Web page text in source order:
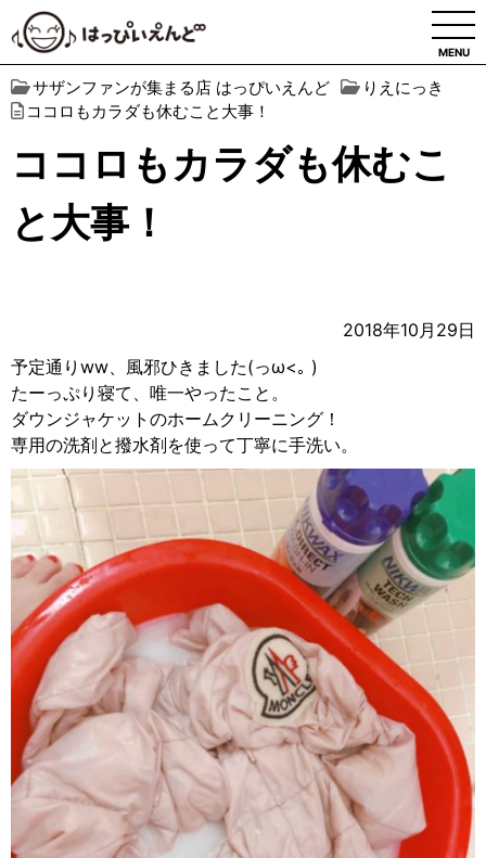
MENU
サザンファンが集まる店 はっぴいえんど
りえにっき
ココロもカラダも休むこと大事！
ココロもカラダも休むこ
と大事！
2018年10月29日
予定通りww、風邪ひきました(っω<｡ )
たーっぷり寝て、唯一やったこと。
ダウンジャケットのホームクリーニング！
専用の洗剤と撥水剤を使って丁寧に手洗い。